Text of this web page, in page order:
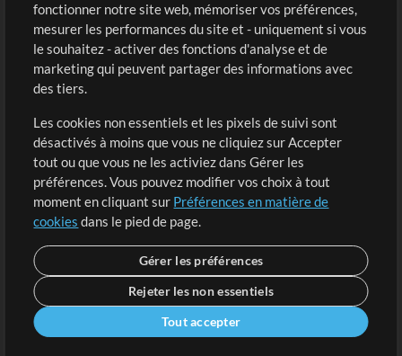
Boutique
Acheter des crédits
Contenu gratuit
Demander les pistes
Extras
Sessions
Soumettre votre contenu
Listes de lecture
Conférence MT
Compte
Connexion
S'inscrire
fonctionner notre site web, mémoriser vos préférences,
mesurer les performances du site et - uniquement si vous
le souhaitez - activer des fonctions d'analyse et de
marketing qui peuvent partager des informations avec
des tiers.
Les cookies non essentiels et les pixels de suivi sont
désactivés à moins que vous ne cliquiez sur Accepter
tout ou que vous ne les activiez dans Gérer les
préférences. Vous pouvez modifier vos choix à tout
moment en cliquant sur Préférences en matière de
cookies dans le pied de page.
Gérer les préférences
Rejeter les non essentiels
Tout accepter